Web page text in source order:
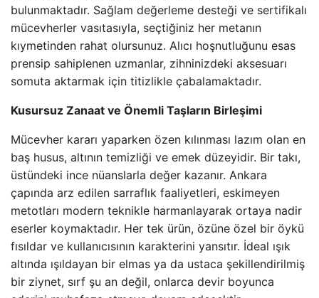
bulunmaktadır. Sağlam değerleme desteği ve sertifikalı
mücevherler vasıtasıyla, seçtiğiniz her metanın
kıymetinden rahat olursunuz. Alıcı hoşnutluğunu esas
prensip sahiplenen uzmanlar, zihninizdeki aksesuarı
somuta aktarmak için titizlikle çabalamaktadır.
Kusursuz Zanaat ve Önemli Taşların Birleşimi
Mücevher kararı yaparken özen kılınması lazım olan en
baş husus, altının temizliği ve emek düzeyidir. Bir takı,
üstündeki ince nüanslarla değer kazanır. Ankara
çapında arz edilen sarraflık faaliyetleri, eskimeyen
metotları modern teknikle harmanlayarak ortaya nadir
eserler koymaktadır. Her tek ürün, özüne özel bir öykü
fısıldar ve kullanıcısının karakterini yansıtır. İdeal ışık
altında ışıldayan bir elmas ya da ustaca şekillendirilmiş
bir ziynet, sırf şu an değil, onlarca devir boyunca